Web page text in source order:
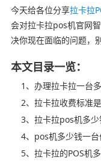
今天给各位分享拉卡拉
会对拉卡拉pos机官网
决你现在面临的问题，
本文目录一览：
1、办理拉卡拉一台
2、拉卡拉收费标准是
3、拉卡拉pos机多少
4、pos机多少钱一台
5、拉卡拉的POS机多